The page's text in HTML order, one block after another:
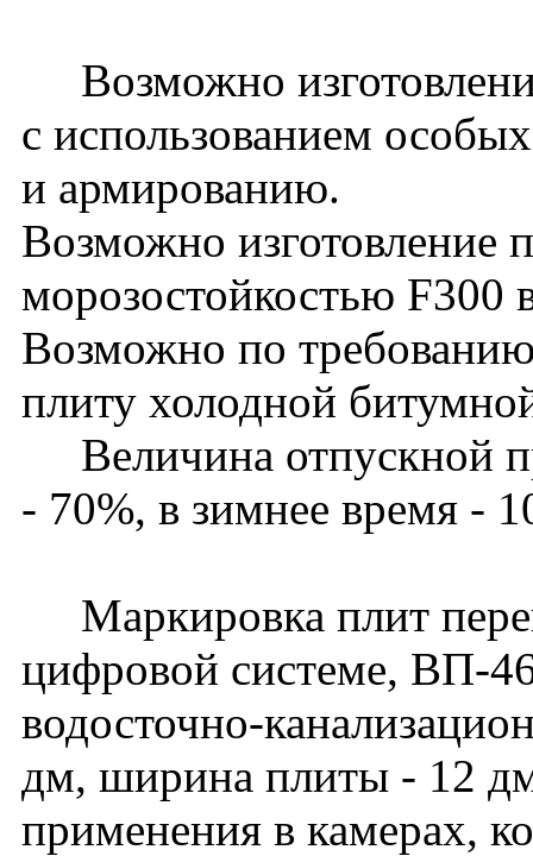
Возможно
с использованием
и армированию.
Возможно изготовление
морозостойкостью F300
Возможно по требованию
плиту холодной
Величина отпускной
- 70%, в зимнее время -
Маркировка плит
цифровой системе, ВП-
водосточно-
дм, ширина плиты - 12
применения в камерах,